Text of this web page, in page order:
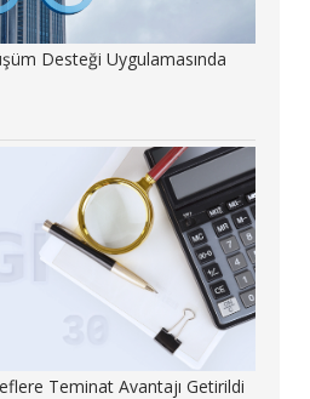
Desteği Uygulamasında
Teminat Avantajı Getirildi